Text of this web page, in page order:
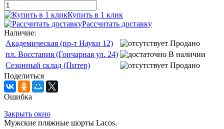
Купить в 1 клик
Рассчитать доставку
Наличие:
Академическая (пр-т Науки 12)
Продано
пл. Восстания (Гончарная ул. 24)
В наличии
Сезонный склад (Питер)
Продано
Поделиться
Ошибка
Закрыть окно
Мужские пляжные шорты Lacos.